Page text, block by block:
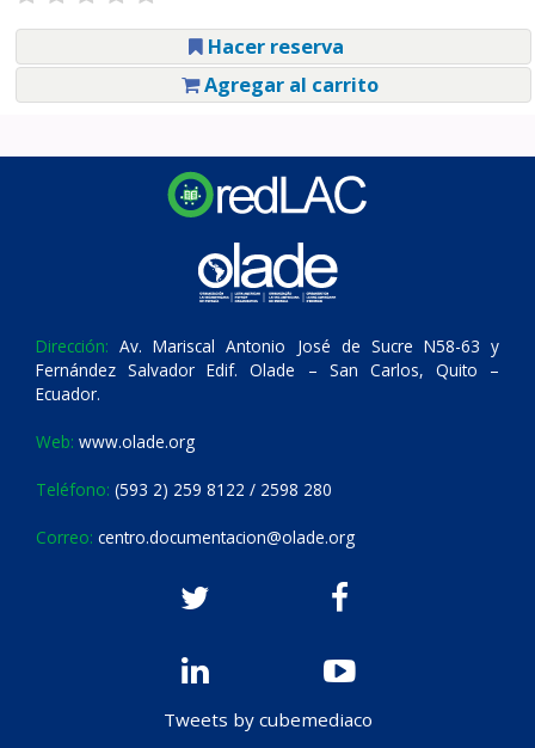
Hacer reserva
Agregar al carrito
Dirección: Av. Mariscal Antonio José de Sucre N58-63 y
Fernández Salvador Edif. Olade – San Carlos, Quito –
Ecuador.
Web: www.olade.org
Teléfono: (593 2) 259 8122 / 2598 280
Correo: centro.documentacion@olade.org
Tweets by cubemediaco